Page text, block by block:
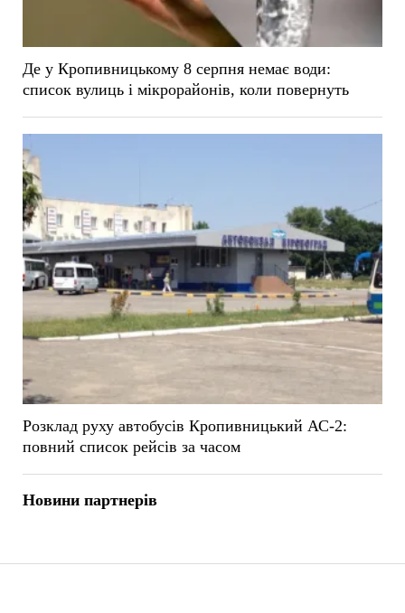
Де у Кропивницькому 8 серпня немає води:
список вулиць і мікрорайонів, коли повернуть
Розклад руху автобусів Кропивницький АС-2:
повний список рейсів за часом
Новини партнерів